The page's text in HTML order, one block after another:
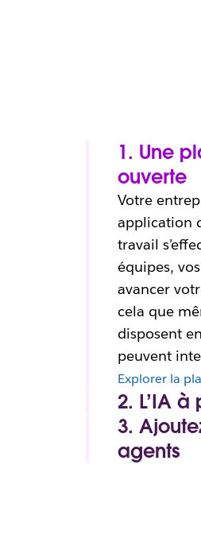
1. Une
ouverte
Votre
application
travail
équipes,
avancer
cela que
disposent
peuvent
Explorer la
2. L’IA
Lorsqu’elle
Optimisez
3.
agents